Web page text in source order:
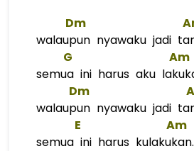
Dm
walaupun nyawaku jadi
G
Am
semua ini harus aku
Dm
walaupun nyawaku jadi
E
Am
semua ini harus